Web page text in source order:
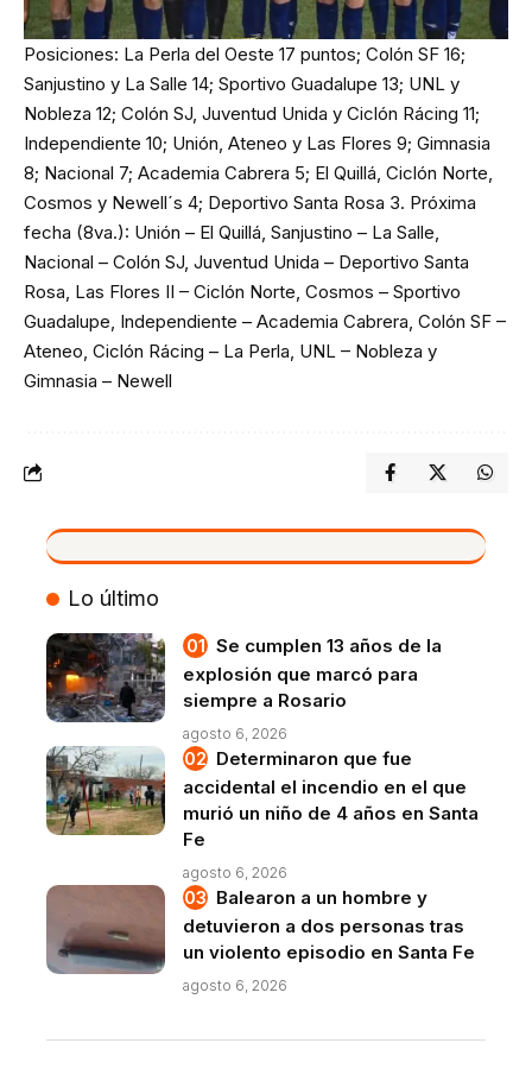
Posiciones: La Perla del Oeste 17 puntos; Colón SF 16;
Sanjustino y La Salle 14; Sportivo Guadalupe 13; UNL y
Nobleza 12; Colón SJ, Juventud Unida y Ciclón Rácing 11;
Independiente 10; Unión, Ateneo y Las Flores 9; Gimnasia
8; Nacional 7; Academia Cabrera 5; El Quillá, Ciclón Norte,
Cosmos y Newell´s 4; Deportivo Santa Rosa 3. Próxima
fecha (8va.): Unión – El Quillá, Sanjustino – La Salle,
Nacional – Colón SJ, Juventud Unida – Deportivo Santa
Rosa, Las Flores II – Ciclón Norte, Cosmos – Sportivo
Guadalupe, Independiente – Academia Cabrera, Colón SF –
Ateneo, Ciclón Rácing – La Perla, UNL – Nobleza y
Gimnasia – Newell
VIVO
Lo último
Se cumplen 13 años de la
explosión que marcó para
siempre a Rosario
agosto 6, 2026
Determinaron que fue
accidental el incendio en el que
murió un niño de 4 años en Santa
Fe
agosto 6, 2026
Balearon a un hombre y
detuvieron a dos personas tras
un violento episodio en Santa Fe
agosto 6, 2026